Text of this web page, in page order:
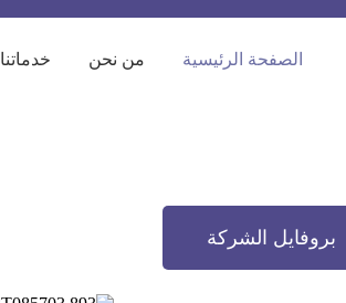
الصفحة الرئيسية من نحن خدماتنا
بروفايل الشركة